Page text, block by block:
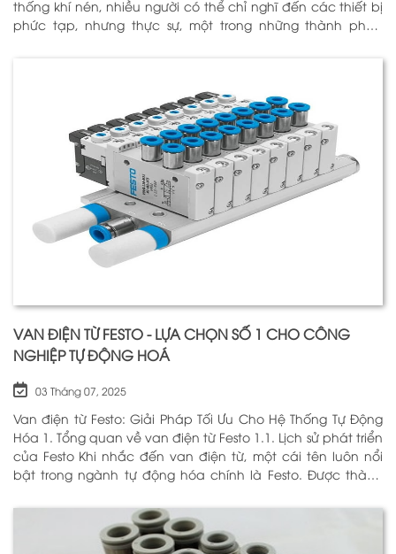
thống khí nén, nhiều người có thể chỉ nghĩ đến các thiết bị
phức tạp, nhưng thực sự, một trong những thành phần
VAN ĐIỆN TỪ FESTO - LỰA CHỌN SỐ 1 CHO CÔNG
NGHIỆP TỰ ĐỘNG HOÁ
03 Tháng 07, 2025
Van điện từ Festo: Giải Pháp Tối Ưu Cho Hệ Thống Tự Động
Hóa 1. Tổng quan về van điện từ Festo 1.1. Lịch sử phát triển
của Festo Khi nhắc đến van điện từ, một cái tên luôn nổi
bật trong ngành tự động hóa chính là Festo. Được thành